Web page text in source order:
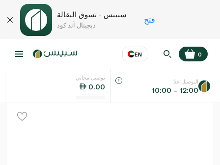
سبينس - تسوق البقالة
ديجيتال آند كود
فتح
EN
اللغة عر
0
توصيل مجاني
0.00
التوصيل غدًا
10:00 – 12:00